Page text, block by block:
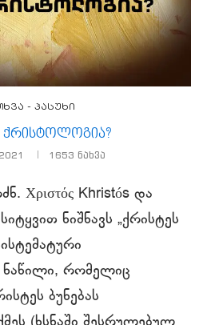
- პასუხი
ქრისტოლოგია?
1653 ნახვა
Χριστός Khristós და
ნიშნავს „ქრისტეს
ნაწილი, რომელიც
ბუნებას